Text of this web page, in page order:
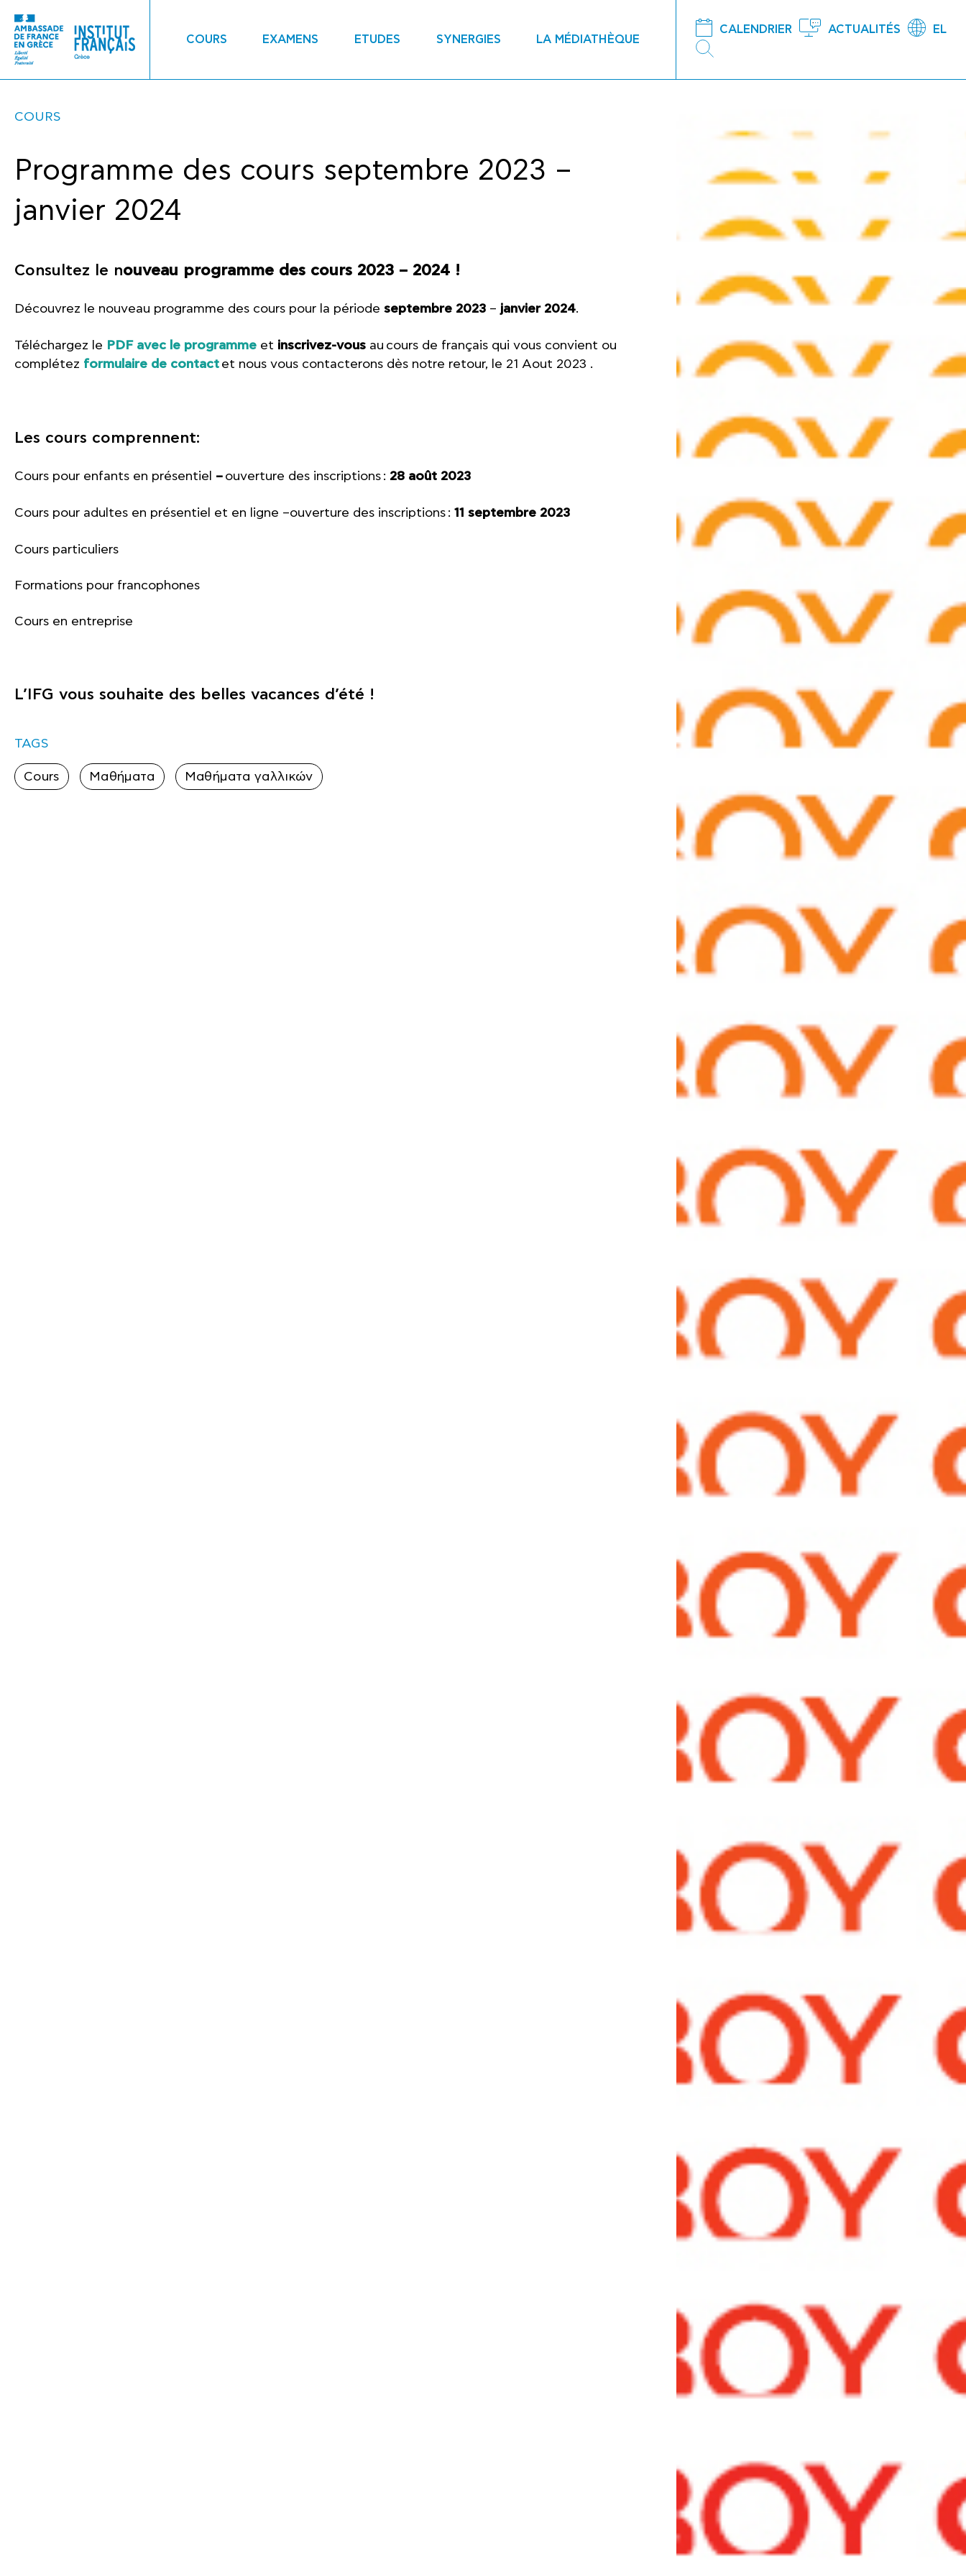
COURS EXAMENS ETUDES SYNERGIES LA MÉDIATHÈQUE
CALENDRIER ACTUALITÉS EL
COURS
Programme des cours septembre 2023 –
janvier 2024
Consultez le nouveau programme des cours 2023 – 2024 !
Découvrez le nouveau programme des cours pour la période septembre 2023 – janvier 2024.
Téléchargez le PDF avec le programme et inscrivez-vous au cours de français qui vous convient ou
complétez formulaire de contactet nous vous contacterons dès notre retour, le 21 Aout 2023 .
Les cours comprennent:
Cours pour enfants en présentiel –ouverture des inscriptions : 28 août 2023
Cours pour adultes en présentiel et en ligne –ouverture des inscriptions : 11 septembre 2023
Cours particuliers
Formations pour francophones
Cours en entreprise
L’IFG vous souhaite des belles vacances d’été !
TAGS
Cours Μαθήματα Μαθήματα γαλλικών